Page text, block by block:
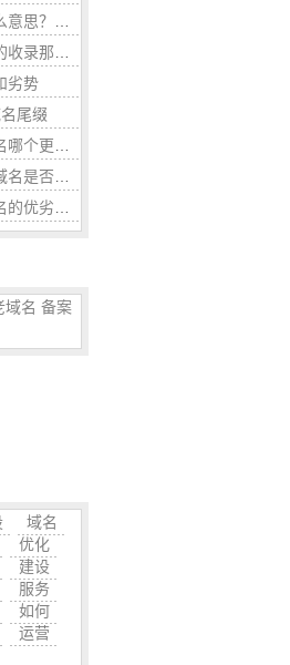
有影响因素
要由以下几点
劣势
尾缀
合SEO优化
被使用过呢?
劣对比
域名 备案
域名
优化
建设
服务
如何
运营